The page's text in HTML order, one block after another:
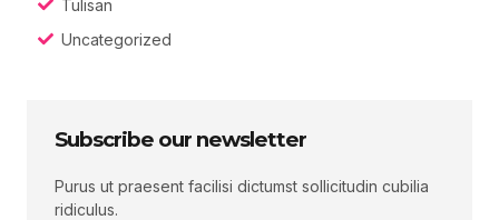
Tulisan
Uncategorized
Subscribe our newsletter
Purus ut praesent facilisi dictumst sollicitudin cubilia
ridiculus.